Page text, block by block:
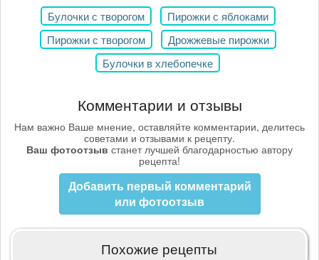
Булочки с творогом
Пирожки с яблоками
Пирожки с творогом
Дрожжевые пирожки
Булочки в хлебопечке
Комментарии и отзывы
Нам важно Ваше мнение, оставляйте комментарии, делитесь
советами и отзывами к рецепту.
Ваш фотоотзыв станет лучшей благодарностью автору
рецепта!
Добавить первый комментарий
или фотоотзыв
Похожие рецепты